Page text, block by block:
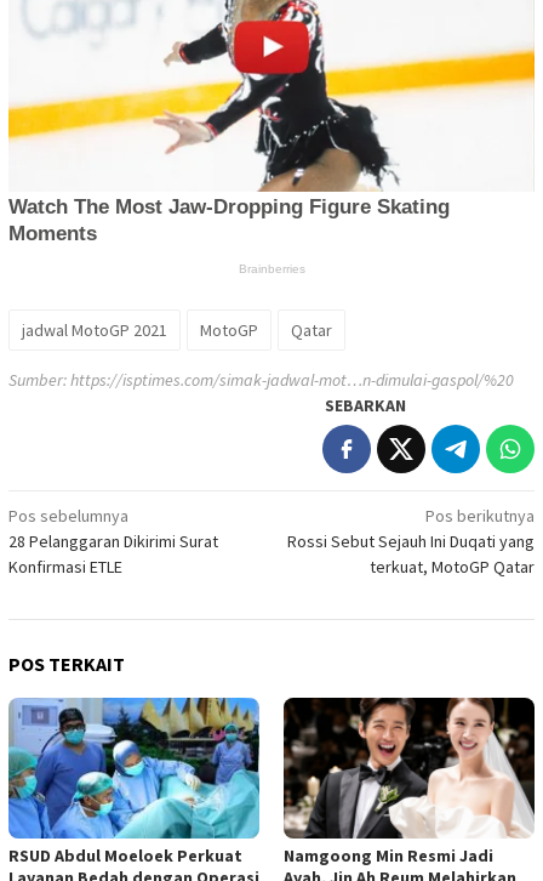
jadwal MotoGP 2021 MotoGP Qatar
Sumber:https://isptimes.com/simak-jadwal-mot…n-dimulai-gaspol/%20‎
SEBARKAN
Navigasi
pos
Pos sebelumnya
28 Pelanggaran Dikirimi Surat
Konfirmasi ETLE
Pos berikutnya
Rossi Sebut Sejauh Ini Duqati yang
terkuat, MotoGP Qatar
POS TERKAIT
RSUD Abdul Moeloek Perkuat
Namgoong Min Resmi Jadi